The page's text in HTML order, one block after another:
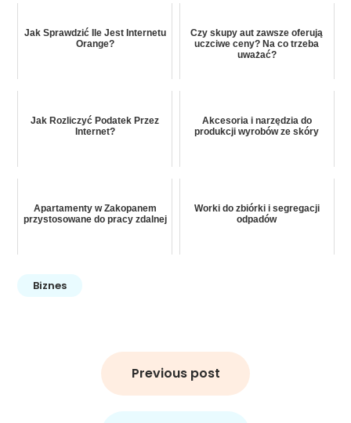
Jak Sprawdzić Ile Jest Internetu
Orange?
Czy skupy aut zawsze oferują
uczciwe ceny? Na co trzeba
uważać?
Jak Rozliczyć Podatek Przez
Internet?
Akcesoria i narzędzia do
produkcji wyrobów ze skóry
Apartamenty w Zakopanem
przystosowane do pracy zdalnej
Worki do zbiórki i segregacji
odpadów
Biznes
Previous post